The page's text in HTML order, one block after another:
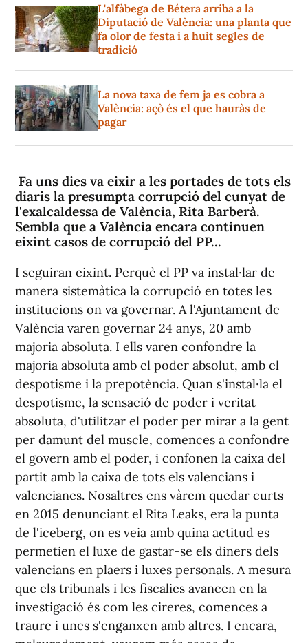
L'alfàbega de Bétera arriba a la
Diputació de València: una planta que
fa olor de festa i a huit segles de
tradició
La nova taxa de fem ja es cobra a
València: açò és el que hauràs de
pagar
Fa uns dies va eixir a les portades de tots els
diaris la presumpta corrupció del cunyat de
l'exalcaldessa de València, Rita Barberà.
Sembla que a València encara continuen
eixint casos de corrupció del PP...
I seguiran eixint. Perquè el PP va instal·lar de
manera sistemàtica la corrupció en totes les
institucions on va governar. A l'Ajuntament de
València varen governar 24 anys, 20 amb
majoria absoluta. I ells varen confondre la
majoria absoluta amb el poder absolut, amb el
despotisme i la prepotència. Quan s'instal·la el
despotisme, la sensació de poder i veritat
absoluta, d'utilitzar el poder per mirar a la gent
per damunt del muscle, comences a confondre
el govern amb el poder, i confonen la caixa del
partit amb la caixa de tots els valencians i
valencianes. Nosaltres ens vàrem quedar curts
en 2015 denunciant el Rita Leaks, era la punta
de l'iceberg, on es veia amb quina actitud es
permetien el luxe de gastar-se els diners dels
valencians en plaers i luxes personals. A mesura
que els tribunals i les fiscalies avancen en la
investigació és com les cireres, comences a
traure i unes s'enganxen amb altres. I encara,